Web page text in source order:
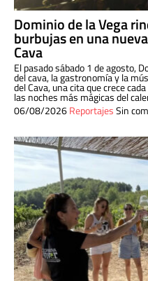
Dominio de la Vega
burbujas en una
Cava
El pasado sábado 1 de agosto,
del cava, la gastronomía y la
del Cava, una cita que crece
las noches más mágicas del
06/08/2026ReportajesSin